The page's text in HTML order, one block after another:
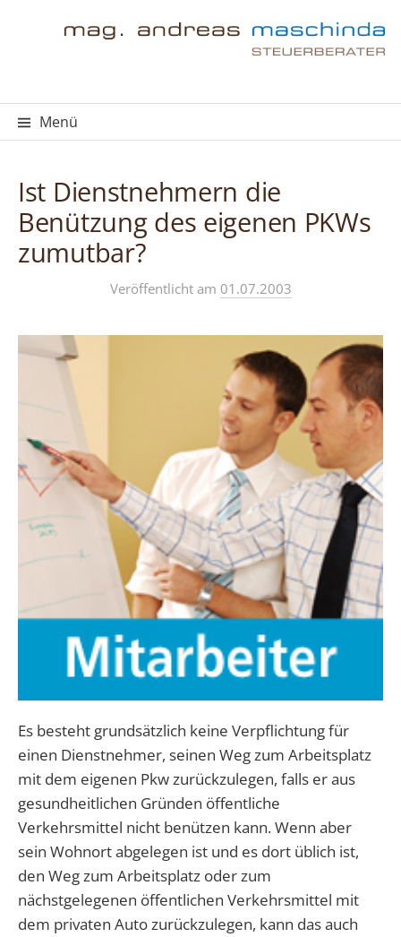
Menü
Ist Dienstnehmern die
Benützung des eigenen PKWs
zumutbar?
Veröffentlicht am 01.07.2003
Es besteht grundsätzlich keine Verpflichtung für
einen Dienstnehmer, seinen Weg zum Arbeitsplatz
mit dem eigenen Pkw zurückzulegen, falls er aus
gesundheitlichen Gründen öffentliche
Verkehrsmittel nicht benützen kann. Wenn aber
sein Wohnort abgelegen ist und es dort üblich ist,
den Weg zum Arbeitsplatz oder zum
nächstgelegenen öffentlichen Verkehrsmittel mit
dem privaten Auto zurückzulegen, kann das auch